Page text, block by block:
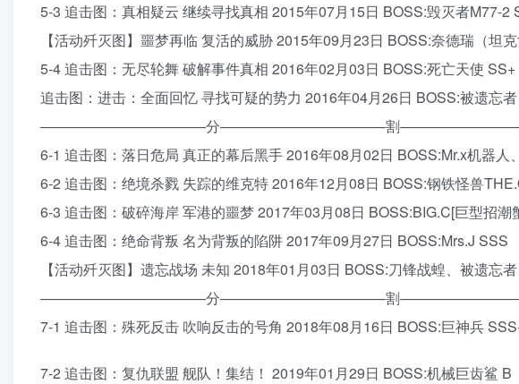
5-3 追击图：真相疑云 继续寻找真相 2015年07月15日 BOSS:毁灭者M77-2
【活动歼灭图】噩梦再临 复活的威胁 2015年09月23日 BOSS:奈德瑞（
5-4 追击图：无尽轮舞 破解事件真相 2016年02月03日 BOSS:死亡天使 SS+
追击图：进击：全面回忆 寻找可疑的势力 2016年04月26日 BOSS:被遗忘
———————————–分———————————–割
6-1 追击图：落日危局 真正的幕后黑手 2016年08月02日 BOSS:Mr.x机器人
6-2 追击图：绝境杀戮 失踪的维克特 2016年12月08日 BOSS:钢铁怪兽
6-3 追击图：破碎海岸 军港的噩梦 2017年03月08日 BOSS:BIG.C[巨型招潮
6-4 追击图：绝命背叛 名为背叛的陷阱 2017年09月27日 BOSS:Mrs.J SSS
【活动歼灭图】遗忘战场 未知 2018年01月03日 BOSS:刀锋战蝗、被遗忘
———————————–分———————————–割
7-1 追击图：殊死反击 吹响反击的号角 2018年08月16日 BOSS:巨神兵
7-2 追击图：复仇联盟 舰队！集结！ 2019年01月29日 BOSS:机械巨齿鲨 B